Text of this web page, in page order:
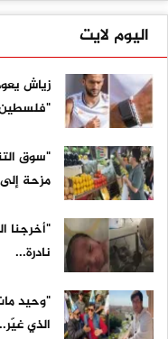
اليوم لايت
زياش
"سوق
مزحة
"أخرجنا
نادرة...
"وحيد
الذي